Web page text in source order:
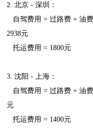
2. 北京 - 深圳：
自驾费用 = 过路费 + 油费
2938元
托运费用 = 1800元
3. 沈阳 - 上海：
自驾费用 = 过路费 + 油费
元
托运费用 = 1400元